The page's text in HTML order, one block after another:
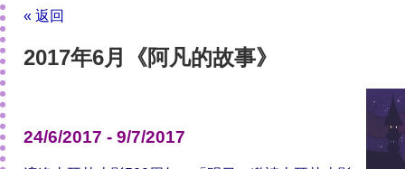
« 返回
2017年6月《阿凡的故事》
24/6/2017 - 9/7/2017